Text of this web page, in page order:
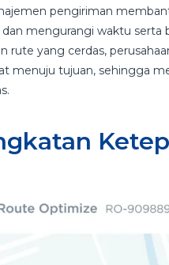
pengiriman
mengurangi waktu serta
rute yang cerdas,
menuju tujuan, sehingga